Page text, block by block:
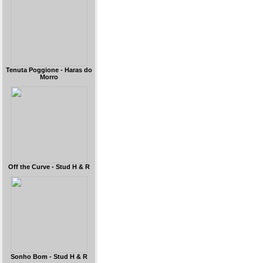
Tenuta Poggione - Haras do
Morro
Off the Curve - Stud H & R
Sonho Bom - Stud H & R